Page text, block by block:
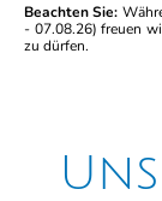
Beachten Sie:
- 07.08.26) freuen
zu dürfen.